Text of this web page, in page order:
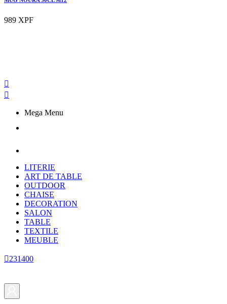
989 XPF


Mega Menu
LITERIE
ART DE TABLE
OUTDOOR
CHAISE
DECORATION
SALON
TABLE
TEXTILE
MEUBLE
231400